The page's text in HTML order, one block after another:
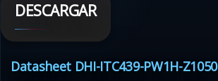
DESCARGAR
Datasheet DHI-ITC439-PW1H-Z1050